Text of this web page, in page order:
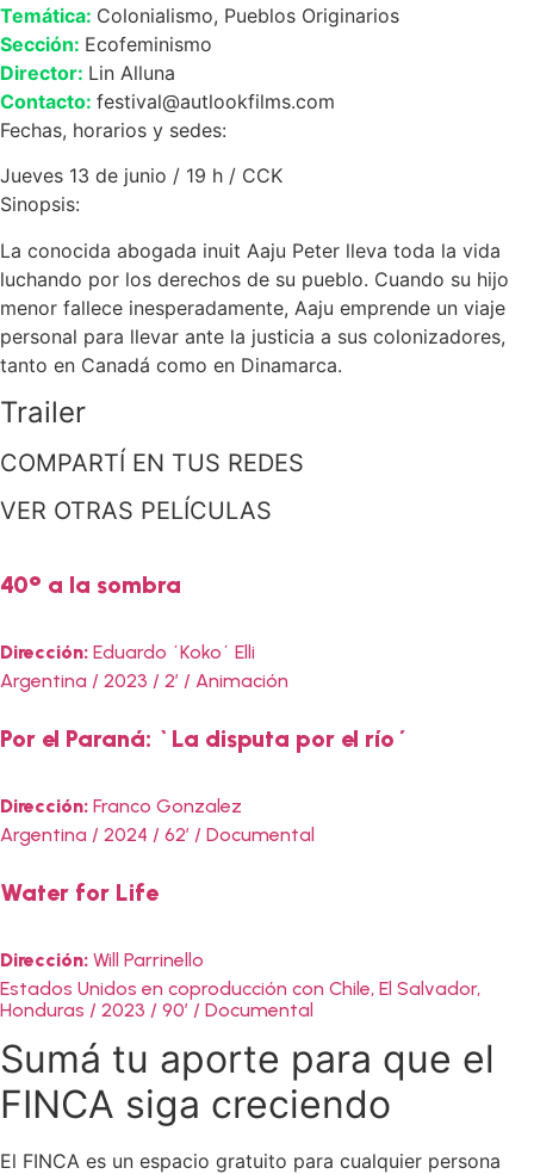
Temática: Colonialismo, Pueblos Originarios
Sección: Ecofeminismo
Director: Lin Alluna
Contacto: festival@autlookfilms.com
Fechas, horarios y sedes:
Jueves 13 de junio / 19 h / CCK
Sinopsis:
La conocida abogada inuit Aaju Peter lleva toda la vida
luchando por los derechos de su pueblo. Cuando su hijo
menor fallece inesperadamente, Aaju emprende un viaje
personal para llevar ante la justicia a sus colonizadores,
tanto en Canadá como en Dinamarca.
Trailer
COMPARTÍ EN TUS REDES
VER OTRAS PELÍCULAS
40° a la sombra
Dirección: Eduardo ´Koko´ Elli
Argentina / 2023 / 2′ / Animación
Por el Paraná: `La disputa por el río´
Dirección: Franco Gonzalez
Argentina / 2024 / 62′ / Documental
Water for Life
Dirección: Will Parrinello
Estados Unidos en coproducción con Chile, El Salvador,
Honduras / 2023 / 90′ / Documental
Sumá tu aporte para que el
FINCA siga creciendo
El FINCA es un espacio gratuito para cualquier persona